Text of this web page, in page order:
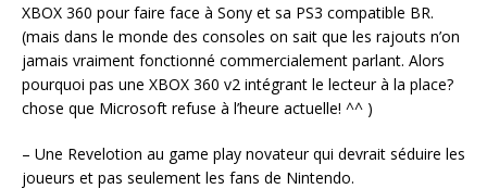
XBOX 360 pour faire face à Sony et sa PS3 compatible BR.
(mais dans le monde des consoles on sait que les rajouts n’on
jamais vraiment fonctionné commercialement parlant. Alors
pourquoi pas une XBOX 360 v2 intégrant le lecteur à la place?
chose que Microsoft refuse à l’heure actuelle! ^^ )
– Une Revelotion au game play novateur qui devrait séduire les
joueurs et pas seulement les fans de Nintendo.